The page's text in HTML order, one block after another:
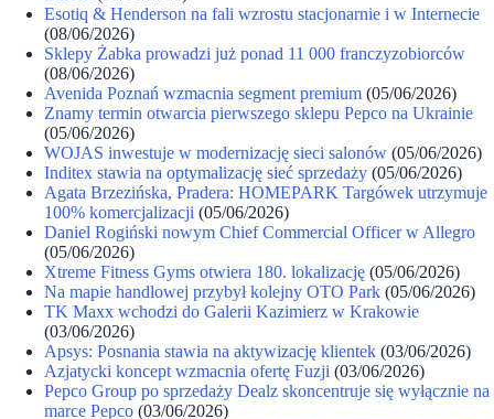
Esotiq & Henderson na fali wzrostu stacjonarnie i w Internecie
(08/06/2026)
Sklepy Żabka prowadzi już ponad 11 000 franczyzobiorców
(08/06/2026)
Avenida Poznań wzmacnia segment premium (05/06/2026)
Znamy termin otwarcia pierwszego sklepu Pepco na Ukrainie
(05/06/2026)
WOJAS inwestuje w modernizację sieci salonów (05/06/2026)
Inditex stawia na optymalizację sieć sprzedaży (05/06/2026)
Agata Brzezińska, Pradera: HOMEPARK Targówek utrzymuje
100% komercjalizacji (05/06/2026)
Daniel Rogiński nowym Chief Commercial Officer w Allegro
(05/06/2026)
Xtreme Fitness Gyms otwiera 180. lokalizację (05/06/2026)
Na mapie handlowej przybył kolejny OTO Park (05/06/2026)
TK Maxx wchodzi do Galerii Kazimierz w Krakowie
(03/06/2026)
Apsys: Posnania stawia na aktywizację klientek (03/06/2026)
Azjatycki koncept wzmacnia ofertę Fuzji (03/06/2026)
Pepco Group po sprzedaży Dealz skoncentruje się wyłącznie na
marce Pepco (03/06/2026)